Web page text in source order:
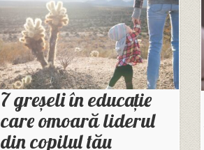
7 greșeli în educație
care omoară liderul
din copilul tău